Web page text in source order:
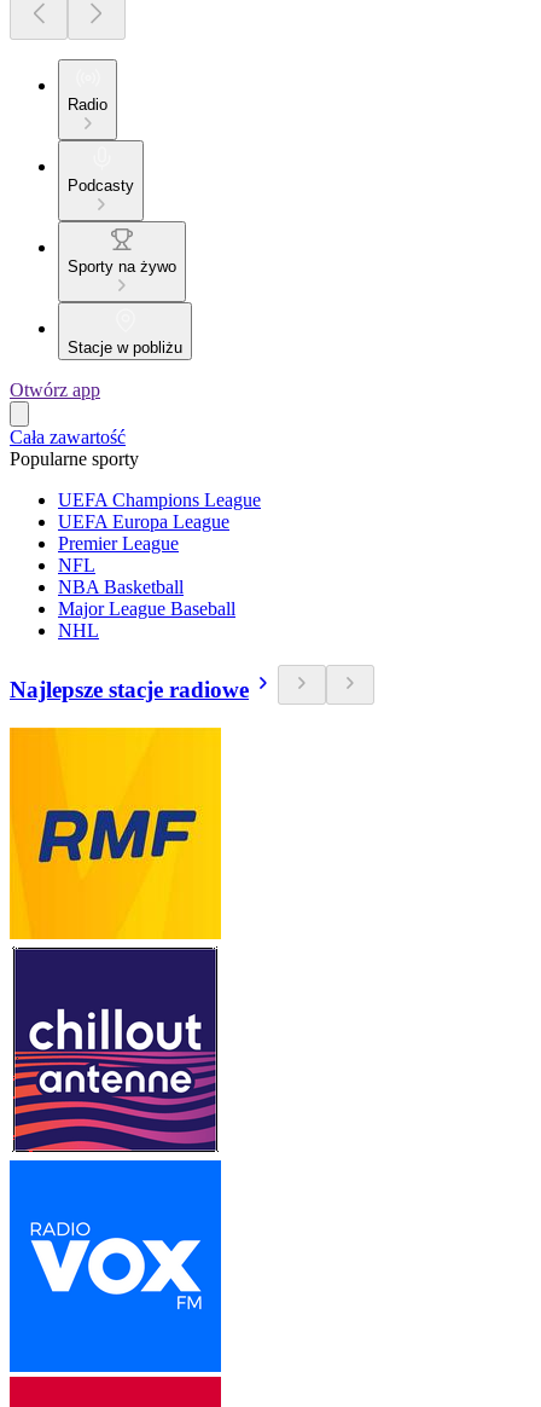
Radio
Podcasty
Sporty na żywo
Stacje w pobliżu
Otwórz app
Cała zawartość
Popularne sporty
UEFA Champions League
UEFA Europa League
Premier League
NFL
NBA Basketball
Major League Baseball
NHL
Najlepsze stacje radiowe